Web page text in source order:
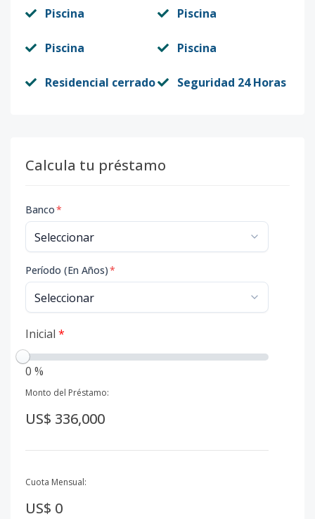
Piscina Piscina
Piscina Piscina
Residencial cerrado Seguridad 24 Horas
Calcula tu préstamo
Banco*
Período (En Años)*
Inicial *
0 %
Monto del Préstamo:
US$ 336,000
Cuota Mensual:
US$ 0